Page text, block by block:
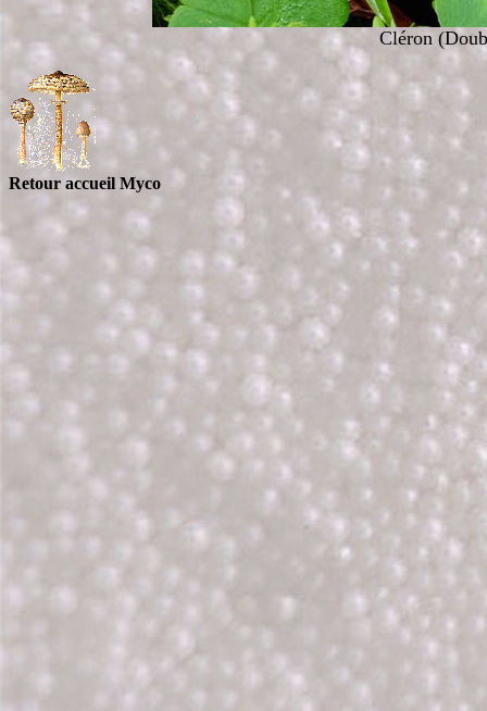
Cléron
Retour accueil Myco